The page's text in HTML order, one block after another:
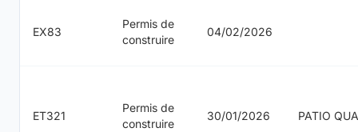
EX83
Permis de
construire
04/02/2026
ET321
Permis de
construire
30/01/2026 PATIO